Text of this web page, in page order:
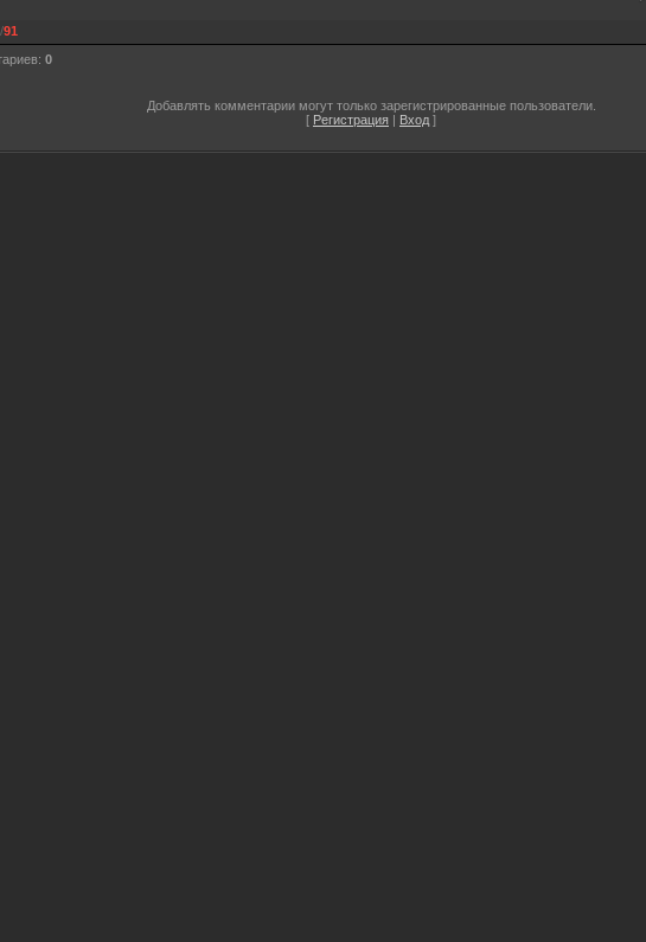
/91
: 0
Добавлять комментарии могут только зарегистрированные пользователи.
[ Регистрация Вход ]